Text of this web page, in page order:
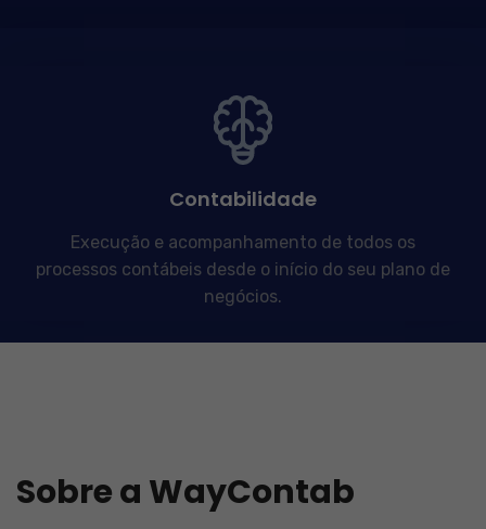
Contabilidade
Execução e acompanhamento de todos os
processos contábeis desde o início do seu plano de
negócios.
Sobre a WayContab